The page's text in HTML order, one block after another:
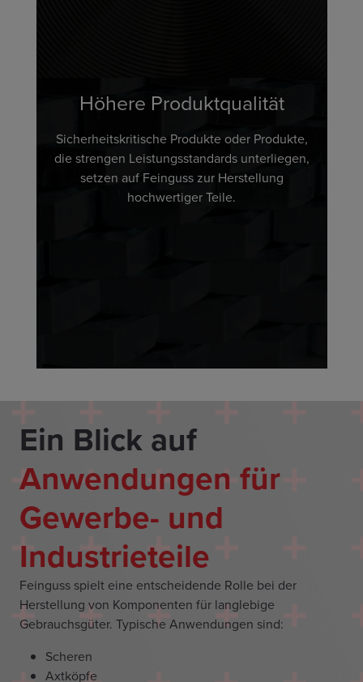
Höhere Produktqualität
Sicherheitskritische Produkte oder Produkte,
die strengen Leistungsstandards unterliegen,
setzen auf Feinguss zur Herstellung
hochwertiger Teile.
Ein Blick auf
Anwendungen für
Gewerbe- und
Industrieteile
Feinguss spielt eine entscheidende Rolle bei der
Herstellung von Komponenten für langlebige
Gebrauchsgüter. Typische Anwendungen sind:
Scheren
Axtköpfe